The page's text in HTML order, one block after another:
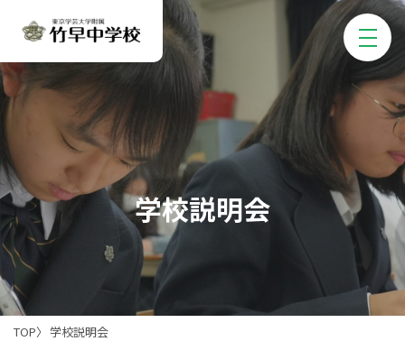
学校説明会
TOP 学校説明会